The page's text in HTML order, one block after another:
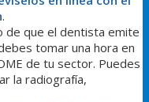
.
de que el dentista emite
tomar una hora en
de tu sector. Puedes
la radiografía,